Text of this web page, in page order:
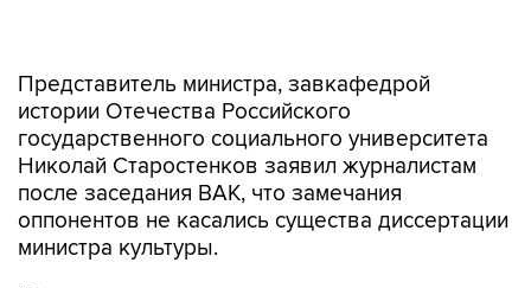
государственного социального университета
Николай Старостенков заявил журналистам
после заседания ВАК, что замечания
оппонентов не касались существа диссертации
министра культуры.
"Самое важное, что все критические